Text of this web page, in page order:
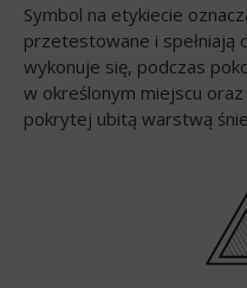
Symbol na etykiecie
przetestowane i spełniają
wykonuje się, podczas
w określonym miejscu
pokrytej ubitą warstwą